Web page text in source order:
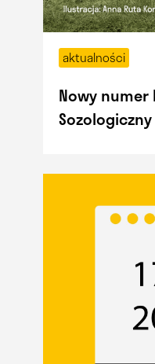
aktualności
Nowy numer